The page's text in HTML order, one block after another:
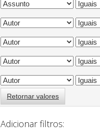
Retornar valores
Adicionar filtros: